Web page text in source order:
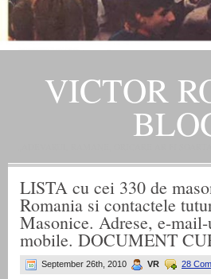
VICTOR
LISTA cu cei 330 de
Romania si contactele
Masonice. Adrese, e-
mobile. DOCUMENT
September 26th, 2010 VR 28